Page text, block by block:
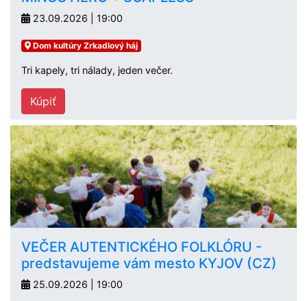
23.09.2026 | 19:00
Dom kultúry Zrkadlový háj
Tri kapely, tri nálady, jeden večer.
Kúpiť
VEČER AUTENTICKÉHO FOLKLÓRU -
predstavujeme vám mesto KYJOV (CZ)
25.09.2026 | 19:00